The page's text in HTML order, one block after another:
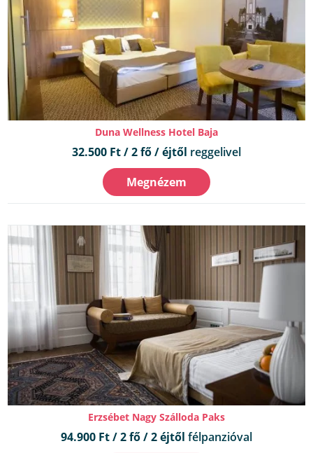
Duna Wellness Hotel Baja
32.500 Ft / 2 fő / éjtől reggelivel
Megnézem
Erzsébet Nagy Szálloda Paks
94.900 Ft / 2 fő / 2 éjtől félpanzióval